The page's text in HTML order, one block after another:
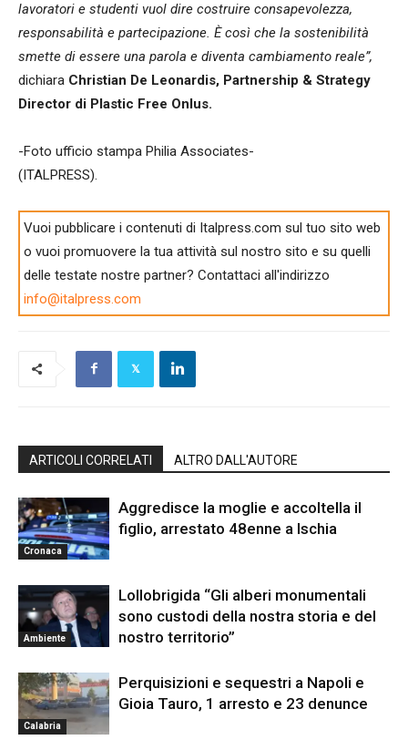
lavoratori e studenti vuol dire costruire consapevolezza,
responsabilità e partecipazione. È così che la sostenibilità
smette di essere una parola e diventa cambiamento reale”,
dichiara Christian De Leonardis, Partnership & Strategy
Director di Plastic Free Onlus.
-Foto ufficio stampa Philia Associates-
(ITALPRESS).
Vuoi pubblicare i contenuti di Italpress.com sul tuo sito web
o vuoi promuovere la tua attività sul nostro sito e su quelli
delle testate nostre partner? Contattaci all'indirizzo
info@italpress.com
ARTICOLI CORRELATI ALTRO DALL'AUTORE
Cronaca
Aggredisce la moglie e accoltella il
figlio, arrestato 48enne a Ischia
Ambiente
Lollobrigida “Gli alberi monumentali
sono custodi della nostra storia e del
nostro territorio”
Calabria
Perquisizioni e sequestri a Napoli e
Gioia Tauro, 1 arresto e 23 denunce